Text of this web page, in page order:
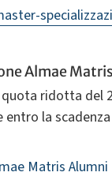
Almae
ridotta del
la
Matris Alumni